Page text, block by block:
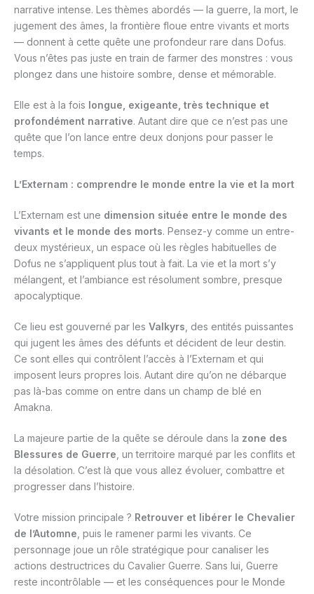
narrative intense. Les thèmes abordés — la guerre, la mort, le
jugement des âmes, la frontière floue entre vivants et morts
— donnent à cette quête une profondeur rare dans Dofus.
Vous n’êtes pas juste en train de farmer des monstres : vous
plongez dans une histoire sombre, dense et mémorable.
Elle est à la fois longue, exigeante, très technique et
profondément narrative. Autant dire que ce n’est pas une
quête que l’on lance entre deux donjons pour passer le
temps.
L’Externam : comprendre le monde entre la vie et la mort
L’Externam est une dimension située entre le monde des
vivants et le monde des morts. Pensez-y comme un entre-
deux mystérieux, un espace où les règles habituelles de
Dofus ne s’appliquent plus tout à fait. La vie et la mort s’y
mélangent, et l’ambiance est résolument sombre, presque
apocalyptique.
Ce lieu est gouverné par les Valkyrs , des entités puissantes
qui jugent les âmes des défunts et décident de leur destin.
Ce sont elles qui contrôlent l’accès à l’Externam et qui
imposent leurs propres lois. Autant dire qu’on ne débarque
pas là-bas comme on entre dans un champ de blé en
Amakna.
La majeure partie de la quête se déroule dans la zone des
Blessures de Guerre , un territoire marqué par les conflits et
la désolation. C’est là que vous allez évoluer, combattre et
progresser dans l’histoire.
Votre mission principale ? Retrouver et libérer le Chevalier
de l’Automne , puis le ramener parmi les vivants. Ce
personnage joue un rôle stratégique pour canaliser les
actions destructrices du Cavalier Guerre. Sans lui, Guerre
reste incontrôlable — et les conséquences pour le Monde